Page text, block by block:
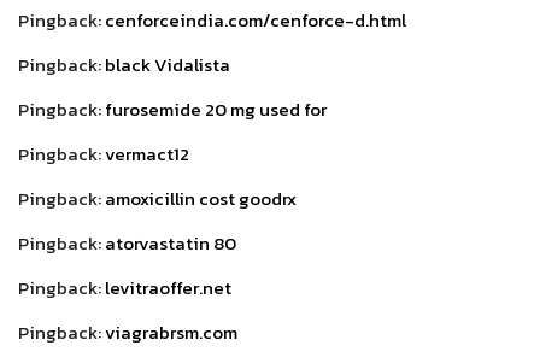
Pingback:cenforceindia.com/cenforce-d.html
Pingback:black Vidalista
Pingback:furosemide 20 mg used for
Pingback:vermact12
Pingback:amoxicillin cost goodrx
Pingback:atorvastatin 80
Pingback:levitraoffer.net
Pingback:viagrabrsm.com